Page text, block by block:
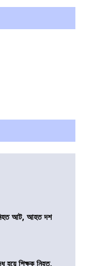
নিহত আট, আহত দশ
হয়ে শিক্ষক নিহত,